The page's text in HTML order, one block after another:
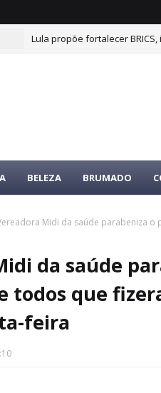
Lula propõe fortalecer
BELEZA BRUMADO
Midi da saúde parabeniza o
da saúde
todos que
feira